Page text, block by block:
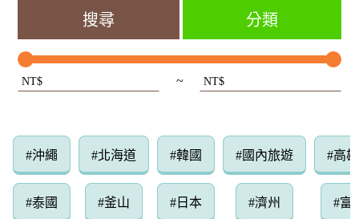
分類
NT$ ~ NT$
#沖繩
#泰國
#北海道
#釜山
#韓國
#日本
#國內旅遊
#濟州
#高
#富